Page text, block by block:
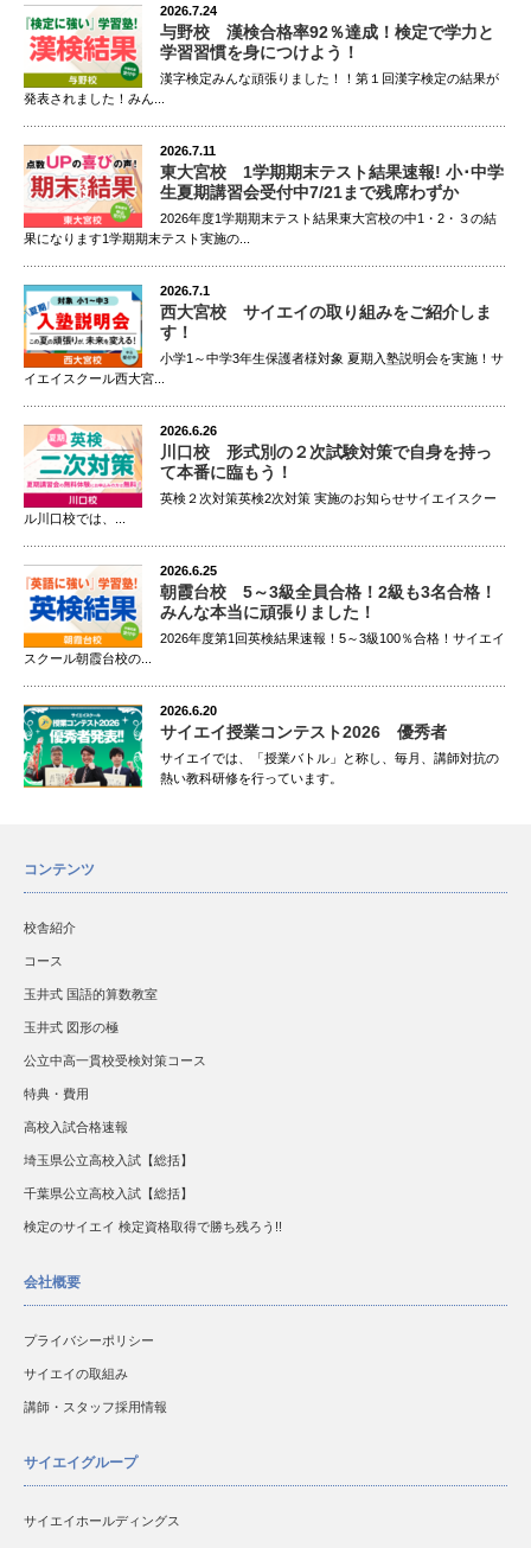
中2春里中女子 5科400点以上
中2春野中男子 国語80点以上
中2春野中男子 数学90点以上
中2春野中男子 英語90点以上
中2春野中男子 社会90点以上
中2春野中男子 英語18点アップ
中2春野中男子 5科16点アップ
中2春野中男子 5科440点以上
中2瓦葺中女子 社会11点アップ
中2大砂土中男子 英語22点アップ
中2大砂土中男子 5科14点アップ
中2春野中女子 国語80点以上
中2春野中女子 社会80点以上
中2春野中女子 英語23点アップ
中2春野中女子 社会23点アップ
中2春野中女子 ５科30点アップ
中2黒浜西中男子 国語80点以上
中2黒浜西中男子 数学80点以上
中2黒浜西中男子 英語80点以上
中2黒浜西中男子 理科90点以上
中2黒浜西中男子 社会100点達成
中2土呂中男子 国語38点アップ
中2土呂中男子 数学13点アップ
中2土呂中男子 英語12点アップ
中2土呂中男子 国語80点以上
中2土呂中男子 英語90点以上
中2土呂中男子 理科90点以上
中2土呂中男子 社会80点以上
中2土呂中男子 数学12点アップ
中2土呂中男子 5科440点以上
中3瓦葺中女子 数学80点以上
中3瓦葺中女子 英語90点以上
中3瓦葺中女子 理科80点以上
中3瓦葺中女子 理科15点アップ
中3瓦葺中女子 5科33点アップ
中3瓦葺中女子 5科430点以上
中3泰平中女子 英語16点アップ
中3泰平中女子 5科38点アップ
中3土呂中女子 英語80点以上
2026.7.24
与野校 漢検合格率92％達成！検定で学力と
学習習慣を身につけよう！
漢字検定みんな頑張りました！！第１回漢字検定の結果が
発表されました！みん...
2026.7.11
東大宮校 1学期期末テスト結果速報! 小･中学
生夏期講習会受付中7/21まで残席わずか
2026年度1学期期末テスト結果東大宮校の中1・2・３の結
果になります1学期期末テスト実施の...
2026.7.1
西大宮校 サイエイの取り組みをご紹介しま
す！
小学1～中学3年生保護者様対象 夏期入塾説明会を実施！サ
イエイスクール西大宮...
2026.6.26
川口校 形式別の２次試験対策で自身を持っ
て本番に臨もう！
英検２次対策英検2次対策 実施のお知らせサイエイスクー
ル川口校では、...
2026.6.25
朝霞台校 5～3級全員合格！2級も3名合格！
みんな本当に頑張りました！
2026年度第1回英検結果速報！5～3級100％合格！サイエイ
スクール朝霞台校の...
2026.6.20
サイエイ授業コンテスト2026 優秀者
サイエイでは、「授業バトル」と称し、毎月、講師対抗の
熱い教科研修を行っています。
コンテンツ
校舎紹介
コース
玉井式 国語的算数教室
玉井式 図形の極
公立中高一貫校受検対策コース
特典・費用
高校入試合格速報
埼玉県公立高校入試【総括】
千葉県公立高校入試【総括】
検定のサイエイ 検定資格取得で勝ち残ろう!!
会社概要
プライバシーポリシー
サイエイの取組み
講師・スタッフ採用情報
サイエイグループ
サイエイホールディングス